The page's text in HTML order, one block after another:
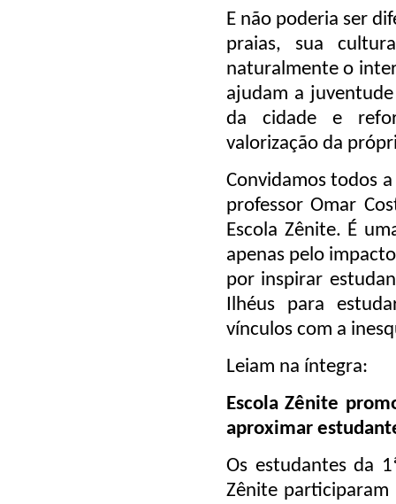
E não poderia ser
praias, sua
naturalmente o
ajudam a
da cidade e
valorização da
Convidamos todos
professor Omar
Escola Zênite. É
apenas pelo
por inspirar
Ilhéus para
vínculos com a
Leiam na íntegra:
Escola Zênite
aproximar
Os estudantes da
Zênite